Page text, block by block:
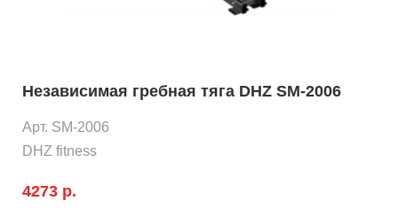
Независимая гребная тяга DHZ SM-2006
Арт. SM-2006
DHZ fitness
4273 р.